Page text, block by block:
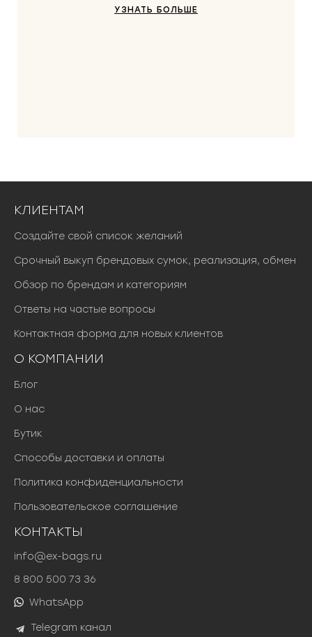
УЗНАТЬ БОЛЬШЕ
КЛИЕНТАМ
Создайте свой список желаний
Срочный выкуп брендовых сумок, реализация, обмен
Обзор по брендам и категориям
Ответы на частые вопросы
Контактная форма для новых клиентов
О КОМПАНИИ
Блог
О нас
Бутик
Способы доставки и оплаты
Политика конфиденциальности
Пользовательское соглашение
КОНТАКТЫ
info@ex-bags.ru
8 800 500 73 36
WhatsApp
Telegram канал